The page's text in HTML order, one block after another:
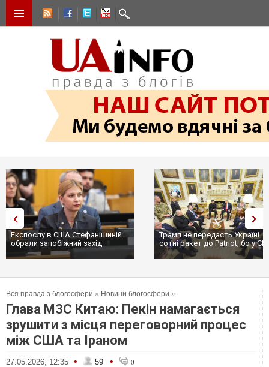
Експослу в США Стефанішиній
обрали запобіжний захід
Трамп не передасть Україні
сотні ракет до Patriot, бо у
...
Вся правда з блогосфери » Новини блогосфери »
Глава МЗС Китаю: Пекін намагається
зрушити з місця переговорний процес
між США та Іраном
27.05.2026, 12:35 • 59 • 0